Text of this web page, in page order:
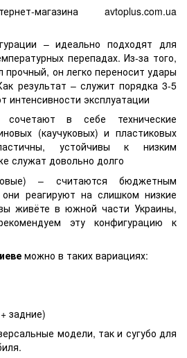
магазина avtoplus.com.ua
– идеально подходят для
перепадах. Из-за того,
прочный, он легко переносит удары
результат – служит порядка 3-5
интенсивности эксплуатации
сочетают в себе технические
(каучуковых) и пластиковых
устойчивы к низким
служат довольно долго
– считаются бюджетным
реагируют на слишком низкие
живёте в южной части Украины,
эту конфигурацию к
можно в таких вариациях:
задние)
модели, так и сугубо для